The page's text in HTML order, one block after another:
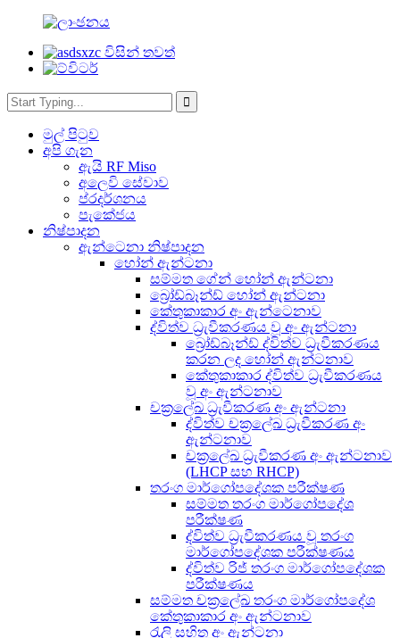
මුල් පිටුව
අපි ගැන
ඇයි RF Miso
අලෙවි සේවාව
ප්රදර්ශනය
පැකේජය
නිෂ්පාදන
ඇන්ටෙනා නිෂ්පාදන
හෝන් ඇන්ටනා
සම්මත ගේන් හෝන් ඇන්ටනා
බ්‍රෝඩ්බෑන්ඩ් හෝන් ඇන්ටනා
කේතුකාකාර අං ඇන්ටෙනාව
ද්විත්ව ධ්‍රැවීකරණය වූ අං ඇන්ටනා
බ්‍රෝඩ්බෑන්ඩ් ද්විත්ව ධ්‍රැවීකරණය
කරන ලද හෝන් ඇන්ටනාව
කේතුකාකාර ද්විත්ව ධ්‍රැවීකරණය
වූ අං ඇන්ටනාව
චක්‍රලේඛ ධ්‍රැවීකරණ අං ඇන්ටනා
ද්විත්ව චක්‍රලේඛ ධ්‍රැවීකරණ අං
ඇන්ටනාව
චක්‍රලේඛ ධ්‍රැවීකරණ අං ඇන්ටනාව
(LHCP සහ RHCP)
තරංග මාර්ගෝපදේශක පරීක්ෂණ
සම්මත තරංග මාර්ගෝපදේශ
පරීක්ෂණ
ද්විත්ව ධ්‍රැවීකරණය වූ තරංග
මාර්ගෝපදේශක පරීක්ෂණය
ද්විත්ව රිජ් තරංග මාර්ගෝපදේශක
පරීක්ෂණය
සම්මත චක්‍රලේඛ තරංග මාර්ගෝපදේශ
කේතුකාකාර අං ඇන්ටනාව
රැලි සහිත අං ඇන්ටනා